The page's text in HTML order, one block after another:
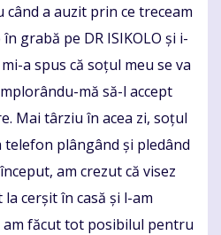
când a auzit prin ce treceam
grabă pe DR ISIKOLO și i-
a spus că soțul meu se va
mă să-l accept
Mai târziu în acea zi, soțul
telefon plângând și pledând
am crezut că visez
cerșit în casă și l-am
am făcut tot posibilul pentru